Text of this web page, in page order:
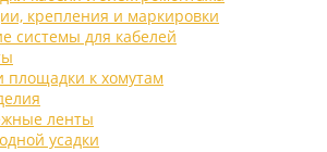
крепления и маркировки
системы для кабелей
площадки к хомутам
ленты
усадки